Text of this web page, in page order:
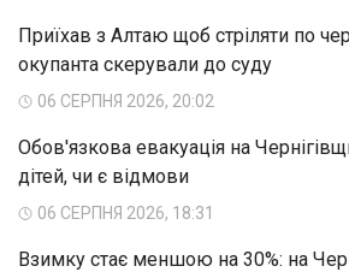
Приїхав з Алтаю щоб стріляти по
окупанта скерували до суду
06 СЕРПНЯ 2026, 20:02
Обов'язкова евакуація на
дітей, чи є відмови
06 СЕРПНЯ 2026, 18:31
Взимку стає меншою на 30%: на